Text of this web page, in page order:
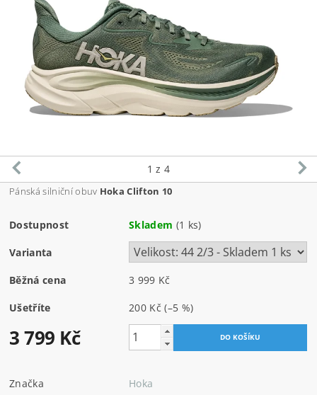
1 z 4
Pánská silniční obuv Hoka Clifton 10
Dostupnost Skladem (1 ks)
Varianta
Běžná cena 3 999 Kč
Ušetříte 200 Kč(–5 %)
3 799 Kč
Značka
Hoka